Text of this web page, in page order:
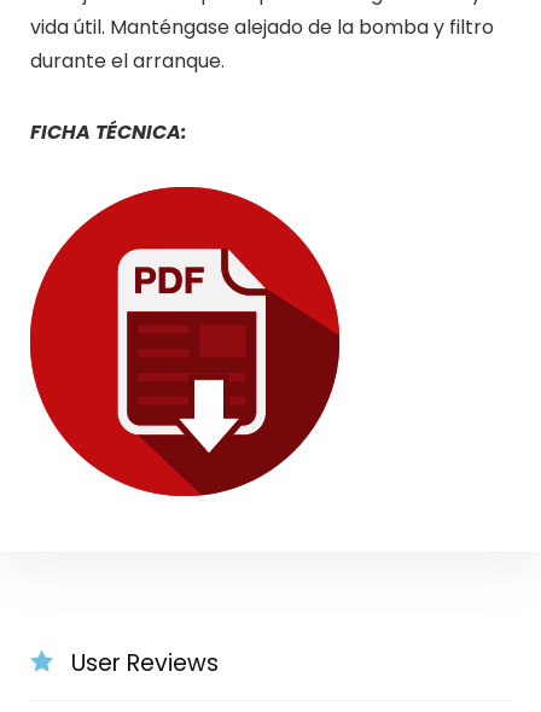
vida útil. Manténgase alejado de la bomba y filtro
durante el arranque.
FICHA TÉCNICA:
User Reviews